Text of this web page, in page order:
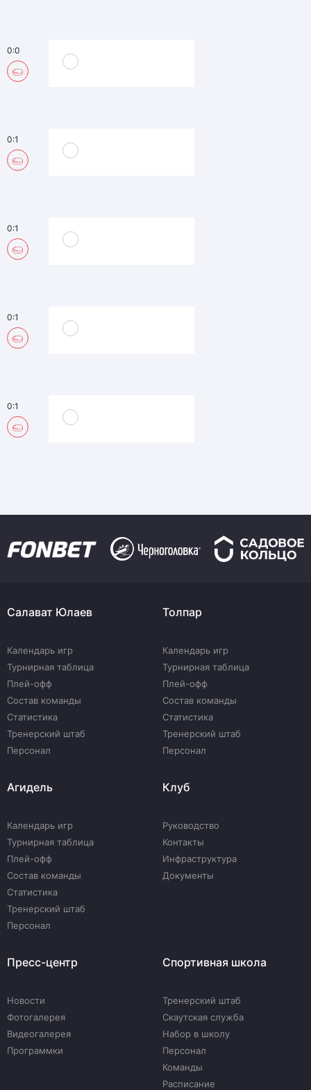
0:0
0:1
0:1
0:1
0:1
Салават Юлаев
Календарь игр
Турнирная таблица
Плей-офф
Состав команды
Статистика
Тренерский штаб
Персонал
Толпар
Календарь игр
Турнирная таблица
Плей-офф
Состав команды
Статистика
Тренерский штаб
Персонал
Агидель
Календарь игр
Турнирная таблица
Плей-офф
Состав команды
Статистика
Тренерский штаб
Персонал
Клуб
Руководство
Контакты
Инфраструктура
Документы
Пресс-центр
Новости
Фотогалерея
Видеогалерея
Программки
Спортивная школа
Тренерский штаб
Скаутская служба
Набор в школу
Персонал
Команды
Расписание